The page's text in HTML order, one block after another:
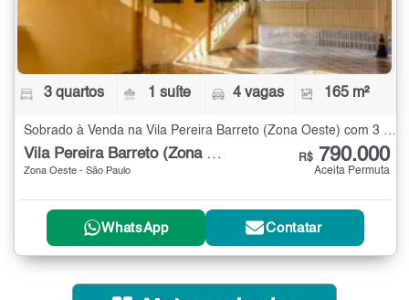
3 quartos 1 suíte 4 vagas 165 m²
Sobrado à Venda na Vila Pereira Barreto (Zona Oeste) com 3 quartos - 165 m²
Vila Pereira Barreto (Zona Oeste)
Zona Oeste - São Paulo
R$ 790.000
Aceita Permuta
WhatsApp Contatar